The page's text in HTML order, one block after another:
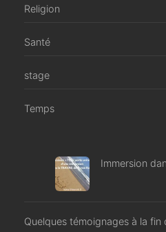
Religion
Santé
stage
Temps
Immersion
Quelques témoignages à la fin